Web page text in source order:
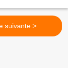
suivante >